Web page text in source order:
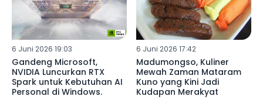
6 Juni 2026 19:03
Gandeng Microsoft,
NVIDIA Luncurkan RTX
Spark untuk Kebutuhan AI
Personal di Windows.
6 Juni 2026 17:42
Madumongso, Kuliner
Mewah Zaman Mataram
Kuno yang Kini Jadi
Kudapan Merakyat